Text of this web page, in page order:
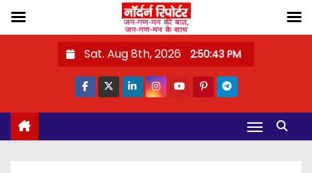
o
Sat. Aug 8th, 2026 2:50:44 PM